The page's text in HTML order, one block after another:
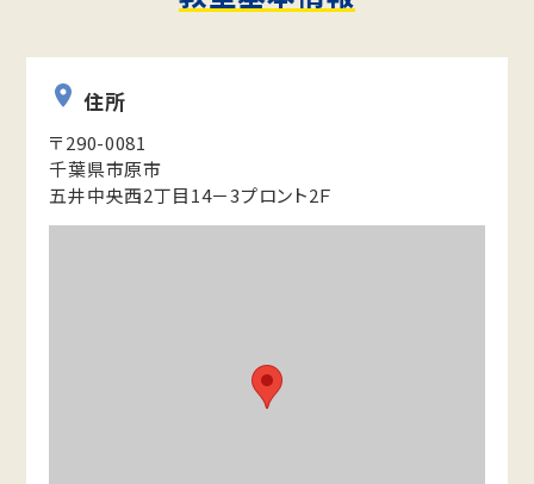
住所
〒290-0081
千葉県市原市
五井中央西2丁目14－3プロント2Ｆ